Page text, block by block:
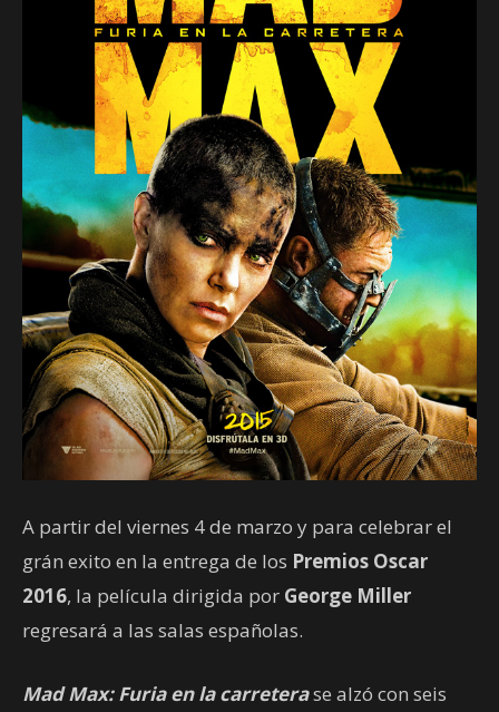
A partir del viernes 4 de marzo y para celebrar el
grán exito en la entrega de los Premios Oscar
2016, la película dirigida por George Miller
regresará a las salas españolas.
Mad Max: Furia en la carreterase alzó con seis